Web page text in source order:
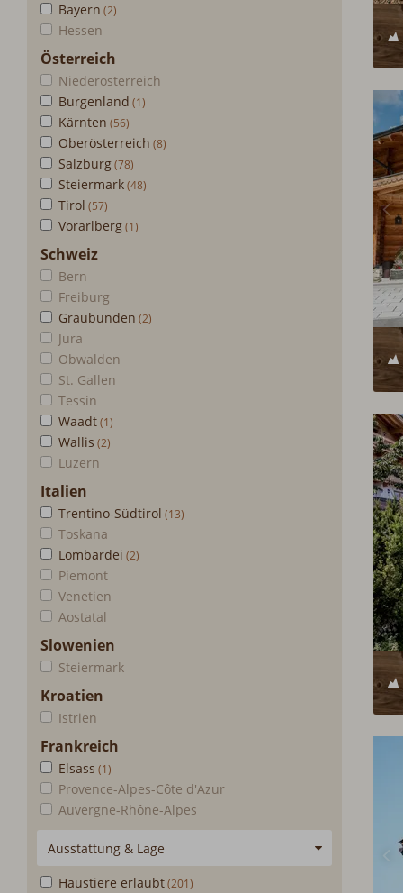
Bayern
Hessen
Österreich
Niederösterreich
Burgenland
Kärnten
Oberösterreich
Salzburg
Steiermark
Tirol
Vorarlberg
Schweiz
Bern
Freiburg
Graubünden
Jura
Obwalden
St. Gallen
Tessin
Waadt
Wallis
Luzern
Italien
Trentino-Südtirol
Toskana
Lombardei
Piemont
Venetien
Aostatal
Slowenien
Steiermark
Kroatien
Istrien
Frankreich
Elsass
Provence-Alpes-Côte d'Azur
Auvergne-Rhône-Alpes
Ausstattung & Lage
Haustiere erlaubt